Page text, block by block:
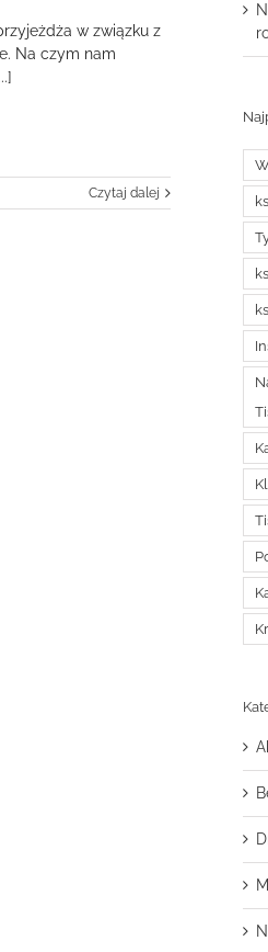
w związku z
Na czym nam
Czytaj dalej